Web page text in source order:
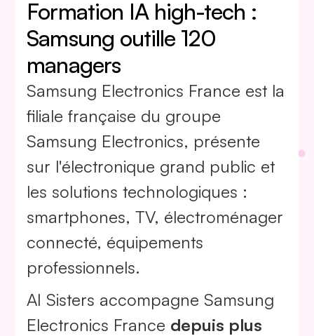
Formation IA high-tech :
Samsung outille 120
managers
Samsung Electronics France est la
filiale française du groupe
Samsung Electronics, présente
sur l'électronique grand public et
les solutions technologiques :
smartphones, TV, électroménager
connecté, équipements
professionnels.
AI Sisters accompagne Samsung
Electronics France depuis plus